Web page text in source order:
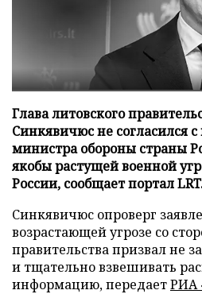
Глава литовского
Синкявичюс не согласился
министра обороны страны
якобы растущей военной
России, сообщает портал
Синкявичюс опроверг
возрастающей угрозе со
правительства призвал не
и тщательно взвешивать
информацию, передаетРИА